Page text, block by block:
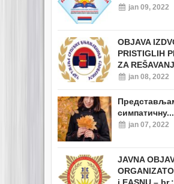
jan 09, 2022
OBJAVA
PRISTIGLIH
ZA
jan 08, 2022
симпатичну...
jan 07, 2022
JAVNA